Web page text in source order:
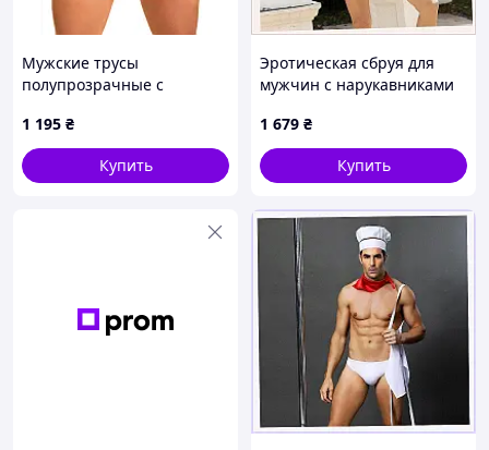
Мужские трусы
полупрозрачные с
черные Star Night размер
L Папайя
1 195 ₴
Купить
Эротическая сбруя для
мужчин с нарукавниками
1 679 ₴
Купить